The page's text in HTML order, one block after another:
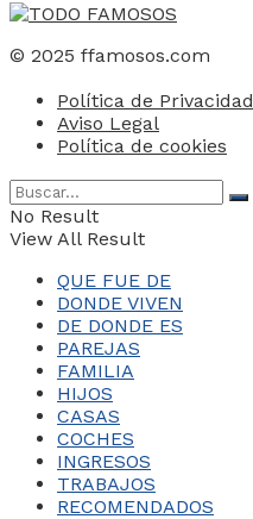
© 2025 ffamosos.com
Política de Privacidad
Aviso Legal
Política de cookies
No Result
View All Result
QUE FUE DE
DONDE VIVEN
DE DONDE ES
PAREJAS
FAMILIA
HIJOS
CASAS
COCHES
INGRESOS
TRABAJOS
RECOMENDADOS